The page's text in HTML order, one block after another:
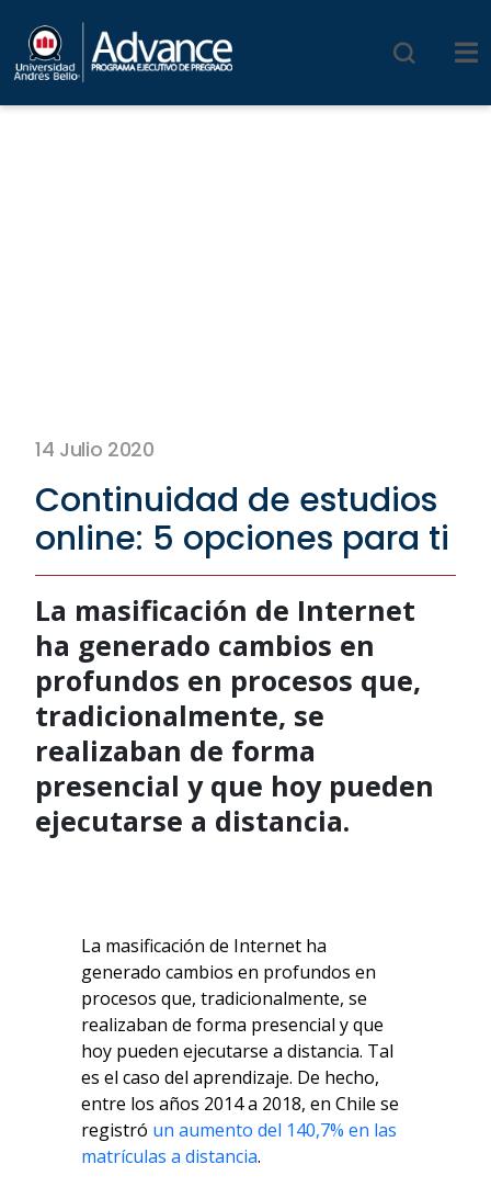
14 Julio 2020
Continuidad de estudios
online: 5 opciones para ti
La masificación de Internet
ha generado cambios en
profundos en procesos que,
tradicionalmente, se
realizaban de forma
presencial y que hoy pueden
ejecutarse a distancia.
La masificación de Internet ha
generado cambios en profundos en
procesos que, tradicionalmente, se
realizaban de forma presencial y que
hoy pueden ejecutarse a distancia. Tal
es el caso del aprendizaje. De hecho,
entre los años 2014 a 2018, en Chile se
registró un aumento del 140,7% en las
matrículas a distancia.